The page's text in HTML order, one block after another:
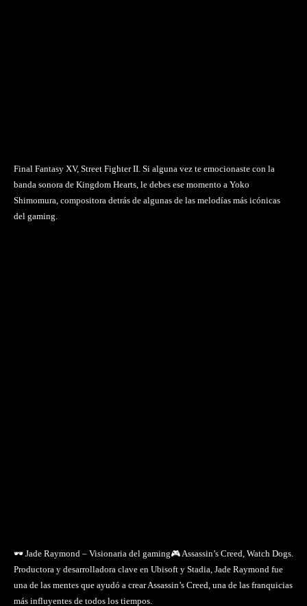
Final Fantasy XV, Street Fighter II. Si alguna vez te emocionaste con la
banda sonora de Kingdom Hearts, le debes ese momento a Yoko
Shimomura, compositora detrás de algunas de las melodías más icónicas
del gaming.
🕶️ Jade Raymond – Visionaria del gaming🎮 Assassin’s Creed, Watch Dogs.
Productora y desarrolladora clave en Ubisoft y Stadia, Jade Raymond fue
una de las mentes que ayudó a crear Assassin’s Creed, una de las franquicias
más influyentes de todos los tiempos.